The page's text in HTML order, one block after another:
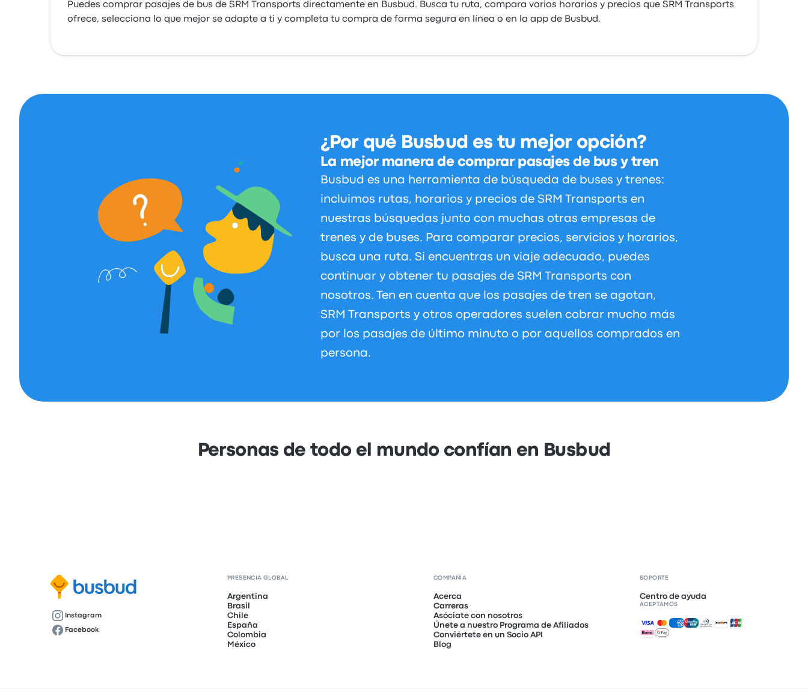
Puedes comprar pasajes de bus de SRM Transports directamente en Busbud. Busca tu ruta, compara varios horarios y precios que SRM Transports
ofrece, selecciona lo que mejor se adapte a ti y completa tu compra de forma segura en línea o en la app de Busbud.
¿Por qué Busbud es tu mejor opción?
La mejor manera de comprar pasajes de bus y tren
Busbud es una herramienta de búsqueda de buses y trenes:
incluimos rutas, horarios y precios de SRM Transports en
nuestras búsquedas junto con muchas otras empresas de
trenes y de buses. Para comparar precios, servicios y horarios,
busca una ruta. Si encuentras un viaje adecuado, puedes
continuar y obtener tu pasajes de SRM Transports con
nosotros. Ten en cuenta que los pasajes de tren se agotan,
SRM Transports y otros operadores suelen cobrar mucho más
por los pasajes de último minuto o por aquellos comprados en
persona.
Personas de todo el mundo confían en Busbud
Instagram
Facebook
PRESENCIA GLOBAL
Argentina
Brasil
Chile
España
Colombia
México
COMPAÑÍA
Acerca
Carreras
Asóciate con nosotros
Únete a nuestro Programa de Afiliados
Conviértete en un Socio API
Blog
SOPORTE
Centro de ayuda
ACEPTAMOS
Pagos aceptados